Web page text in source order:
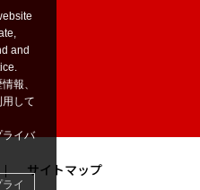
and
報、
して
ライバ
イ
サイトマップ